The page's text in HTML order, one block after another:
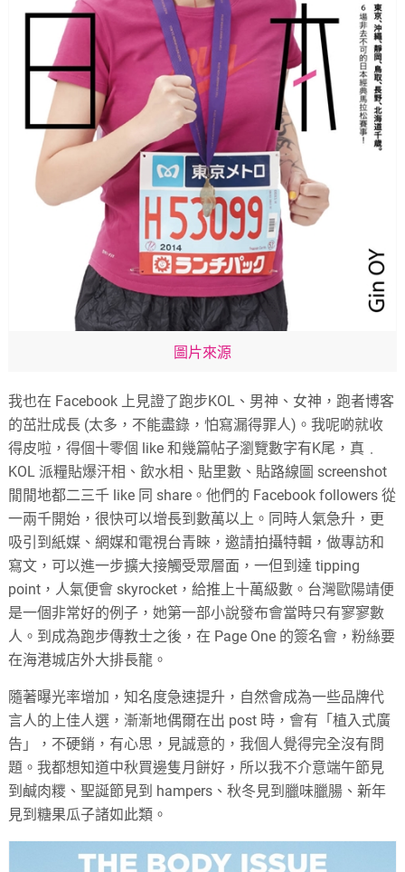
圖片來源
我也在 Facebook 上見證了跑步KOL、男神、女神，跑者博客
的茁壯成長 (太多，不能盡錄，怕寫漏得罪人)。我呢啲就收
得皮啦，得個十零個 like 和幾篇帖子瀏覽數字有K尾，真﹒
KOL 派糧貼爆汗相、飲水相、貼里數、貼路線圖 screenshot
閒閒地都二三千 like 同 share。他們的 Facebook followers 從
一兩千開始，很快可以增長到數萬以上。同時人氣急升，更
吸引到紙媒、網媒和電視台青睞，邀請拍攝特輯，做專訪和
寫文，可以進一步擴大接觸受眾層面，一但到達 tipping
point，人氣便會 skyrocket，給推上十萬級數。台灣歐陽靖便
是一個非常好的例子，她第一部小說發布會當時只有寥寥數
人。到成為跑步傳教士之後，在 Page One 的簽名會，粉絲要
在海港城店外大排長龍。
隨著曝光率增加，知名度急速提升，自然會成為一些品牌代
言人的上佳人選，漸漸地偶爾在出 post 時，會有「植入式廣
告」，不硬銷，有心思，見誠意的，我個人覺得完全沒有問
題。我都想知道中秋買邊隻月餅好，所以我不介意端午節見
到鹹肉糭、聖誕節見到 hampers、秋冬見到臘味臘腸、新年
見到糖果瓜子諸如此類。